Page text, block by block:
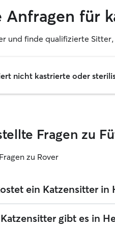
Anfragen für
und finde qualifizierte
nicht kastrierte oder
Fragen zu
zu Rover
ein Katzensitter in
ihre Preise bei Rover frei
2026 etwa 14 pro Nacht,
gibt es in